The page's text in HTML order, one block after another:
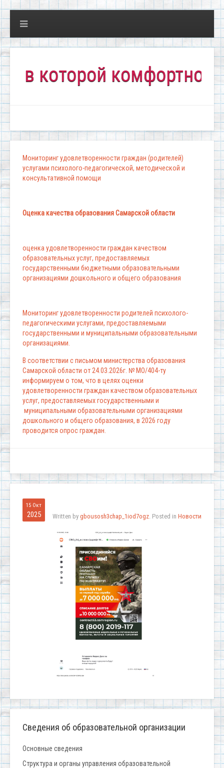
комфортно всем!"
Мониторинг удовлетворенности граждан (родителей)
услугами психолого-педагогической, методической и
консультативной помощи
Оценка качества образования Самарской области
оценка удовлетворенности граждан качеством
образовательных услуг, предоставляемых
государственными бюджетными образовательными
организациями дошкольного и общего образования
Мониторинг удовлетворенности родителей психолого-
педагогическими услугами, предоставляемыми
государственными и муниципальными образовательными
организациями.
В соответствии с письмом министерства образования
Самарской области от 24.03.2026г. № МО/404-ту
информируем о том, что в целях оценки
удовлетворенности граждан качеством образовательных
услуг, предоставляемых государственными и
муниципальными образовательными организациями
дошкольного и общего образования, в 2026 году
проводится опрос граждан.
15 Окт
2025 Written by gbousosh3chap_1iod7ogz. Posted in Новости
Сведения об образовательной организации
Основные сведения
Структура и органы управления образовательной